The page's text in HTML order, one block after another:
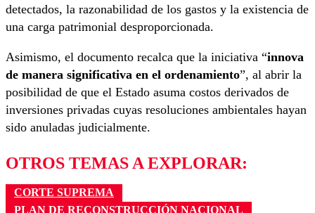
detectados, la razonabilidad de los gastos y la existencia de
una carga patrimonial desproporcionada.
Asimismo, el documento recalca que la iniciativa “innova
de manera significativa en el ordenamiento”, al abrir la
posibilidad de que el Estado asuma costos derivados de
inversiones privadas cuyas resoluciones ambientales hayan
sido anuladas judicialmente.
OTROS TEMAS A EXPLORAR:
CORTE SUPREMA
PLAN DE RECONSTRUCCIÓN NACIONAL